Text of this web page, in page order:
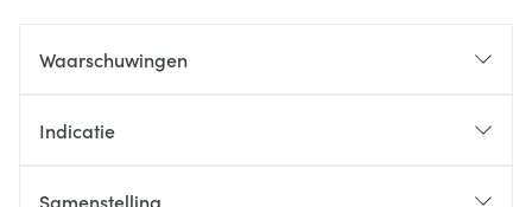
Waarschuwingen
Indicatie
Samenstelling